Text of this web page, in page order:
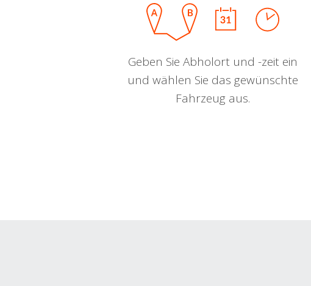
Geben Sie Abholort und -zeit ein
und wählen Sie das gewünschte
Fahrzeug aus.